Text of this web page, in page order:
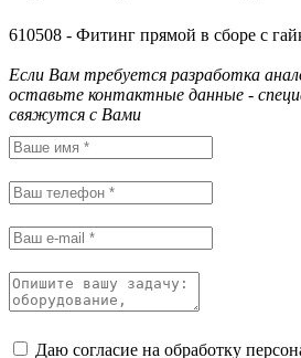
610508 - Фитинг прямой в сборе с
Если Вам требуется разработка
оставьте контактные данные -
свяжутся с Вами
Даю согласие на обработку